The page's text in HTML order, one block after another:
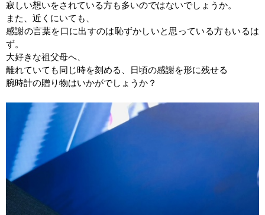
寂しい想いをされている方も多いのではないでしょうか。
また、近くにいても、
感謝の言葉を口に出すのは恥ずかしいと思っている方もいるは
ず。
大好きな祖父母へ、
離れていても同じ時を刻める、日頃の感謝を形に残せる
腕時計の贈り物はいかがでしょうか？